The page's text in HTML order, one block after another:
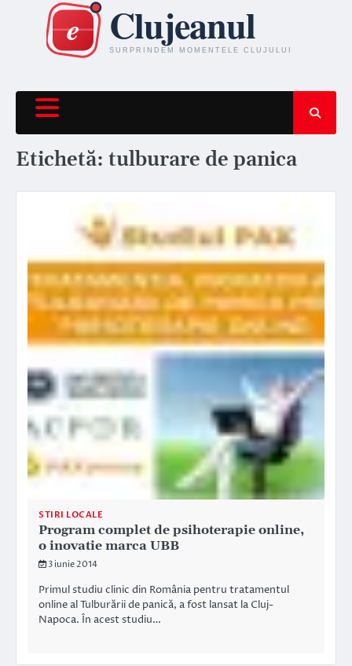
content
Etichetă: tulburare de panica
STIRI LOCALE
Program complet de psihoterapie online,
o inovatie marca UBB
3 iunie 2014
Primul studiu clinic din România pentru tratamentul
online al Tulburării de panică, a fost lansat la Cluj-
Napoca. În acest studiu…